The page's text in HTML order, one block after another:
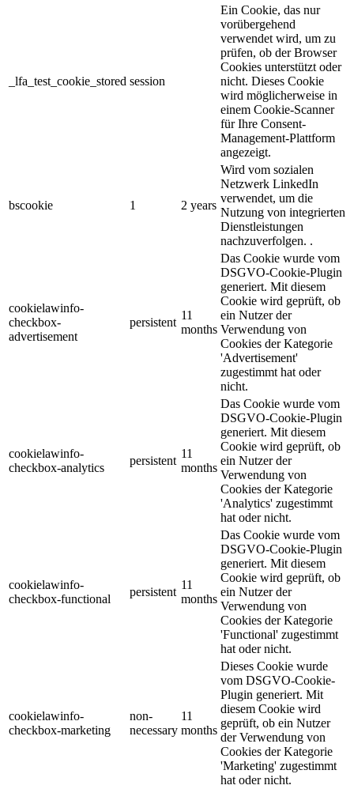
_lfa_test_cookie_stored session
Ein Cookie, das nur
vorübergehend
verwendet wird, um zu
prüfen, ob der Browser
Cookies unterstützt oder
nicht. Dieses Cookie
wird möglicherweise in
einem Cookie-Scanner
für Ihre Consent-
Management-Plattform
angezeigt.
bscookie 1 2 years
Wird vom sozialen
Netzwerk LinkedIn
verwendet, um die
Nutzung von integrierten
Dienstleistungen
nachzuverfolgen. .
cookielawinfo-
checkbox-
advertisement
persistent
11
months
Das Cookie wurde vom
DSGVO-Cookie-Plugin
generiert. Mit diesem
Cookie wird geprüft, ob
ein Nutzer der
Verwendung von
Cookies der Kategorie
'Advertisement'
zugestimmt hat oder
nicht.
cookielawinfo-
checkbox-analytics
persistent
11
months
Das Cookie wurde vom
DSGVO-Cookie-Plugin
generiert. Mit diesem
Cookie wird geprüft, ob
ein Nutzer der
Verwendung von
Cookies der Kategorie
'Analytics' zugestimmt
hat oder nicht.
cookielawinfo-
checkbox-functional
persistent
11
months
Das Cookie wurde vom
DSGVO-Cookie-Plugin
generiert. Mit diesem
Cookie wird geprüft, ob
ein Nutzer der
Verwendung von
Cookies der Kategorie
'Functional' zugestimmt
hat oder nicht.
cookielawinfo-
checkbox-marketing
non-
necessary
11
months
Dieses Cookie wurde
vom DSGVO-Cookie-
Plugin generiert. Mit
diesem Cookie wird
geprüft, ob ein Nutzer
der Verwendung von
Cookies der Kategorie
'Marketing' zugestimmt
hat oder nicht.